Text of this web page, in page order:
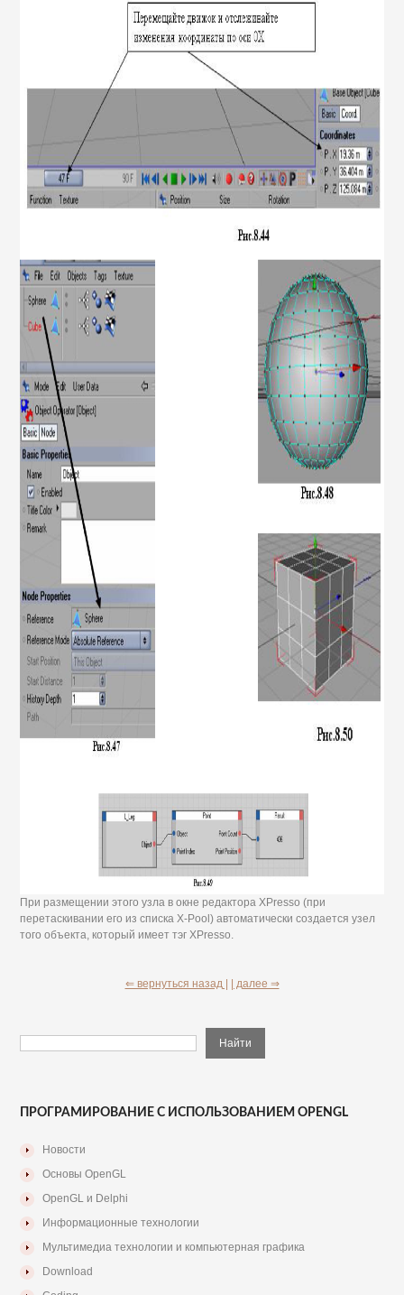
При размещении этого узла в окне редактора XPresso (при
перетаскивании его из списка X-Pool) автоматически создается узел
того объекта, который имеет тэг XPresso.
⇐ вернуться назад | | далее ⇒
ПРОГРАМИРОВАНИЕ С ИСПОЛЬЗОВАНИЕМ OPENGL
Новости
Основы OpenGL
OpenGL и Delphi
Информационные технологии
Мультимедиа технологии и компьютерная графика
Download